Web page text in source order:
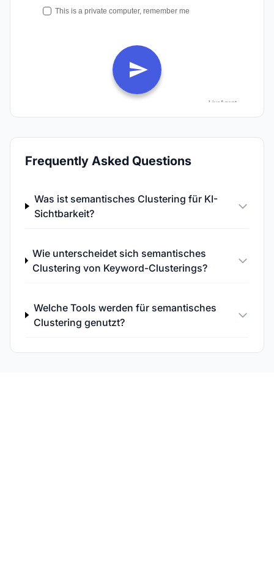
Frequently Asked Questions
Was ist semantisches Clustering für KI-
Sichtbarkeit?
Wie unterscheidet sich semantisches
Clustering von Keyword-Clusterings?
Welche Tools werden für semantisches
Clustering genutzt?